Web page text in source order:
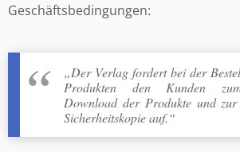
Geschäftsbedingungen:
„Der Verlag fordert bei der
Produkten den Kunden
Download der Produkte und
Sicherheitskopie auf.“